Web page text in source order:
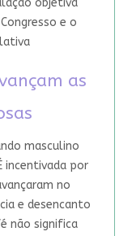
objetiva
e o
as
masculino
incentivada por
no
e desencanto
não significa